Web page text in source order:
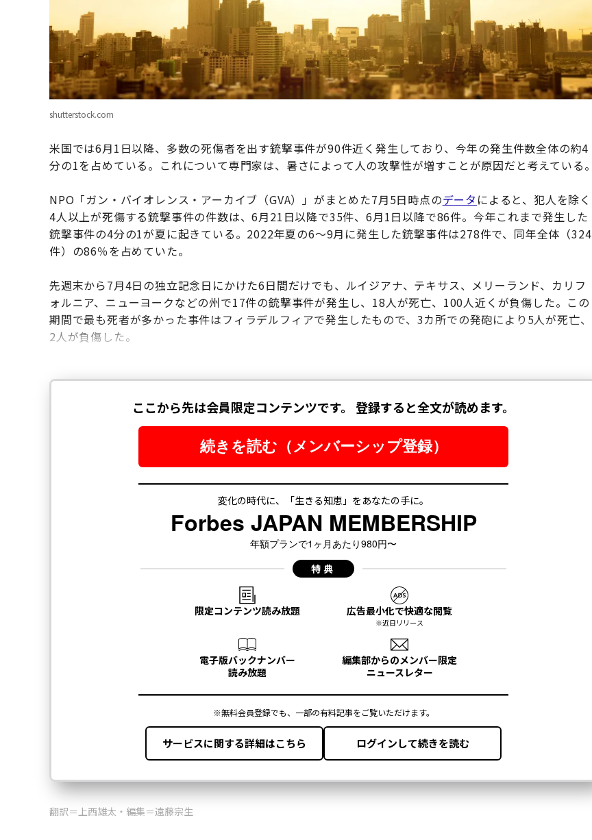
shutterstock.com
米国では6月1日以降、多数の死傷者を出す銃撃事件が90件近く発生しており、今年の発生件数全体の約4
分の1を占めている。これについて専門家は、暑さによって人の攻撃性が増すことが原因だと考えている。
NPO「ガン・バイオレンス・アーカイブ（GVA）」がまとめた7月5日時点のデータ によると、犯人を除く
4人以上が死傷する銃撃事件の件数は、6月21日以降で35件、6月1日以降で86件。今年これまで発生した
銃撃事件の4分の1が夏に起きている。2022年夏の6～9月に発生した銃撃事件は278件で、同年全体（324
件）の86％を占めていた。
先週末から7月4日の独立記念日にかけた6日間だけでも、ルイジアナ、テキサス、メリーランド、カリフ
ォルニア、ニューヨークなどの州で17件の銃撃事件が発生し、18人が死亡、100人近くが負傷した。この
期間で最も死者が多かった事件はフィラデルフィアで発生したもので、3カ所での発砲により5人が死亡、
2人が負傷した。
翻訳＝上西雄太・編集＝遠藤宗生